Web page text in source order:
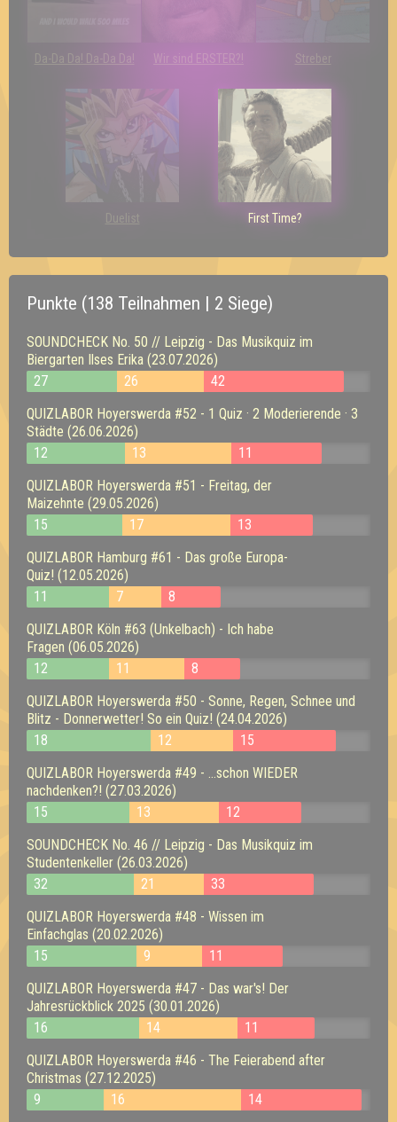
Da-Da Da! Da-Da Da! Wir sind ERSTER?! Streber
Duelist First Time?
Punkte (138 Teilnahmen | 2 Siege)
SOUNDCHECK No. 50 // Leipzig - Das Musikquiz im
Biergarten Ilses Erika (23.07.2026)
27
26
42
QUIZLABOR Hoyerswerda #52 - 1 Quiz · 2 Moderierende · 3
Städte (26.06.2026)
12
13
11
QUIZLABOR Hoyerswerda #51 - Freitag, der
Maizehnte (29.05.2026)
15
17
13
QUIZLABOR Hamburg #61 - Das große Europa-
Quiz! (12.05.2026)
11
7
8
QUIZLABOR Köln #63 (Unkelbach) - Ich habe
Fragen (06.05.2026)
12
11
8
QUIZLABOR Hoyerswerda #50 - Sonne, Regen, Schnee und
Blitz - Donnerwetter! So ein Quiz! (24.04.2026)
18
12
15
QUIZLABOR Hoyerswerda #49 - ...schon WIEDER
nachdenken?! (27.03.2026)
15
13
12
SOUNDCHECK No. 46 // Leipzig - Das Musikquiz im
Studentenkeller (26.03.2026)
32
21
33
QUIZLABOR Hoyerswerda #48 - Wissen im
Einfachglas (20.02.2026)
15
9
11
QUIZLABOR Hoyerswerda #47 - Das war's! Der
Jahresrückblick 2025 (30.01.2026)
16
14
11
QUIZLABOR Hoyerswerda #46 - The Feierabend after
Christmas (27.12.2025)
9
16
14